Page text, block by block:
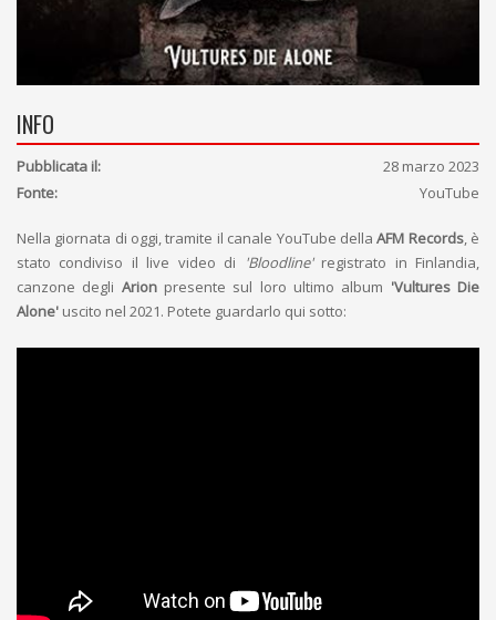
INFO
Pubblicata il:
28 marzo 2023
Fonte:
YouTube
Nella giornata di oggi, tramite il canale YouTube dellaAFM Records, è
stato condiviso il live video di
'Bloodline'registrato in Finlandia,
canzone degli Arion presente sul loro ultimo album 'Vultures Die
Alone' uscito nel 2021. Potete guardarlo qui sotto: